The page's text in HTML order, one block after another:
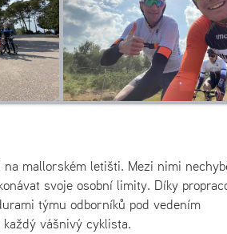
mallorském letišti. Mezi nimi
svoje osobní limity. Díky
týmu odborníků pod vedením
vášnivý cyklista.